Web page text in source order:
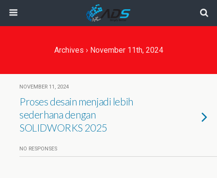
Archives › November 11th, 2024
NOVEMBER 11, 2024
Proses desain menjadi lebih
sederhana dengan
SOLIDWORKS 2025
NO RESPONSES